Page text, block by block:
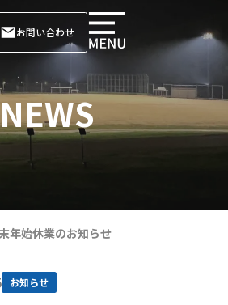
お問い合わせ
NEWS
年始休業のお知らせ
お知らせ